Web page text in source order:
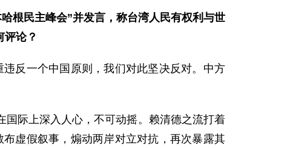
根民主峰会”并发言，称台湾人民有权利与世
评论？
违反一个中国原则，我们对此坚决反对。中方
际上深入人心，不可动摇。赖清德之流打着
布虚假叙事，煽动两岸对立对抗，再次暴露其